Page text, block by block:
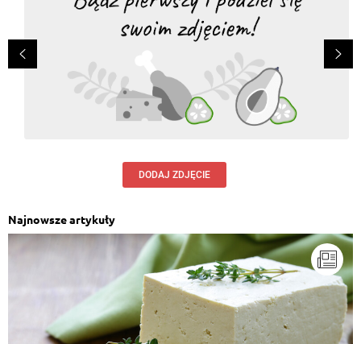
DODAJ ZDJĘCIE
Najnowsze artykuły